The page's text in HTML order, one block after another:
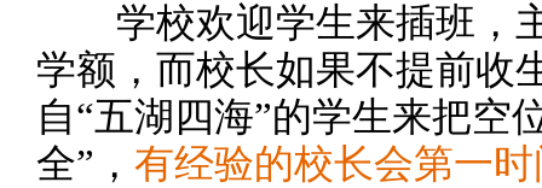
学校欢迎学生来插班，
学额，而校长如果不提前收
自“五湖四海”的学生来把空
全”， 有经验的校长会第一